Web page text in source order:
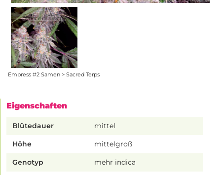
Empress #2 Samen > Sacred Terps
Eigenschaften
Blütedauer mittel
Höhe mittelgroß
Genotyp mehr indica